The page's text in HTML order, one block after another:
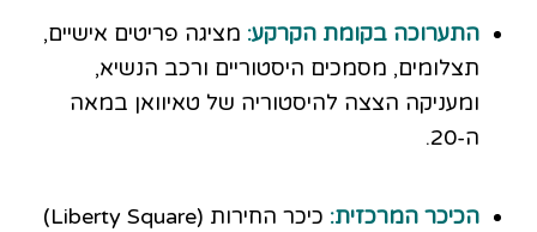
התערוכה בקומת הקרקע: מציגה פריטים אישיים,
תצלומים, מסמכים היסטוריים ורכב הנשיא,
ומעניקה הצצה להיסטוריה של טאיוואן במאה
ה-20.
הכיכר המרכזית:
כיכר החירות (Liberty Square)